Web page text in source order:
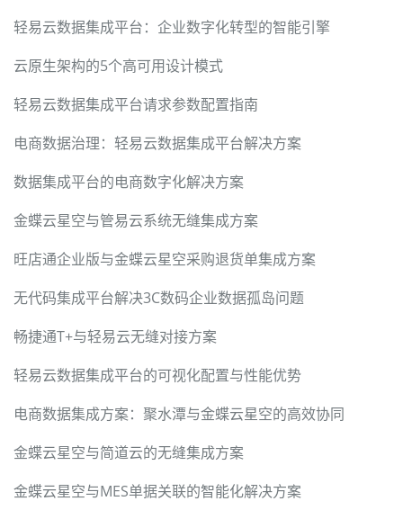
轻易云数据集成平台：企业数字化转型的智能引擎
云原生架构的5个高可用设计模式
轻易云数据集成平台请求参数配置指南
电商数据治理：轻易云数据集成平台解决方案
数据集成平台的电商数字化解决方案
金蝶云星空与管易云系统无缝集成方案
旺店通企业版与金蝶云星空采购退货单集成方案
无代码集成平台解决3C数码企业数据孤岛问题
畅捷通T+与轻易云无缝对接方案
轻易云数据集成平台的可视化配置与性能优势
电商数据集成方案：聚水潭与金蝶云星空的高效协同
金蝶云星空与简道云的无缝集成方案
金蝶云星空与MES单据关联的智能化解决方案